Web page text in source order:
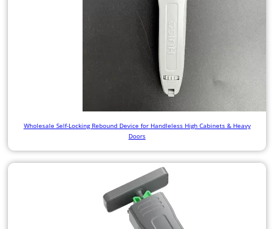
Wholesale Self-Locking Rebound Device for Handleless High Cabinets & Heavy
Doors